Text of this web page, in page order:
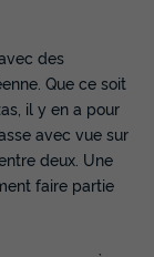
+ Clim
des
Que ce soit
il y en a pour
avec vue sur
deux. Une
faire partie